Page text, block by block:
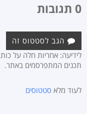
0 תגובות
הגב לסטטוס זה
לידיעה: אחריות חלה על
תכנים המתפרסמים באתר.
לעוד מלא סטטוסים